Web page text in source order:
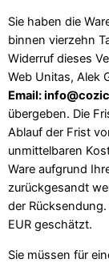
Sie haben die
binnen vierzehn
Widerruf dieses
Web Unitas, Alek
Email:
übergeben. Die
Ablauf der Frist
unmittelbaren
Ware aufgrund
zurückgesandt
der
EUR geschätzt.
Sie müssen für